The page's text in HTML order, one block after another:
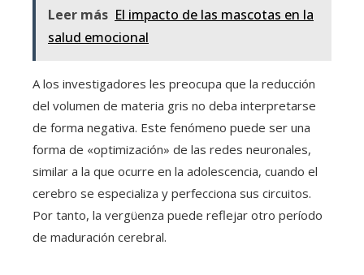
Leer más El impacto de las mascotas en la
salud emocional
A los investigadores les preocupa que la reducción
del volumen de materia gris no deba interpretarse
de forma negativa. Este fenómeno puede ser una
forma de «optimización» de las redes neuronales,
similar a la que ocurre en la adolescencia, cuando el
cerebro se especializa y perfecciona sus circuitos.
Por tanto, la vergüenza puede reflejar otro período
de maduración cerebral.